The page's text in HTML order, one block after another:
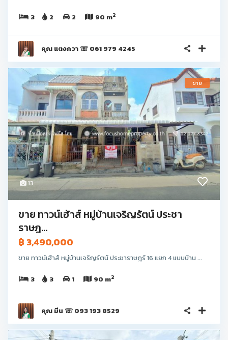
3 2 2 90 m2
คุณ แตงกวา ☏ 061 979 4245
13
ขาย
ขาย ทาวน์เฮ้าส์ หมู่บ้านเจริญรัตน์ ประชา
ราษฎ...
฿ 3,490,000
ขาย ทาวน์เฮ้าส์ หมู่บ้านเจริญรัตน์ ประชาราษฎร์ 16 แยก 4 แบบบ้าน ...
3 3 1 90 m2
คุณ มีน ☏ 093 193 8529